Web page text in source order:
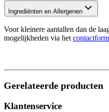
Ingrediënten en Allergenen
Voor kleinere aantallen dan de
mogelijkheden via het
Gerelateerde producten
Klantenservice